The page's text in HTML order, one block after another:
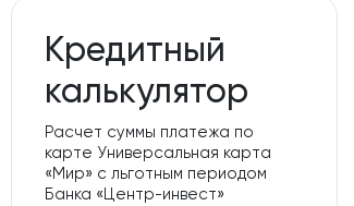
Кредитный
калькулятор
Расчет суммы платежа по
карте Универсальная карта
«Мир» с льготным периодом
Банка «Центр-инвест»